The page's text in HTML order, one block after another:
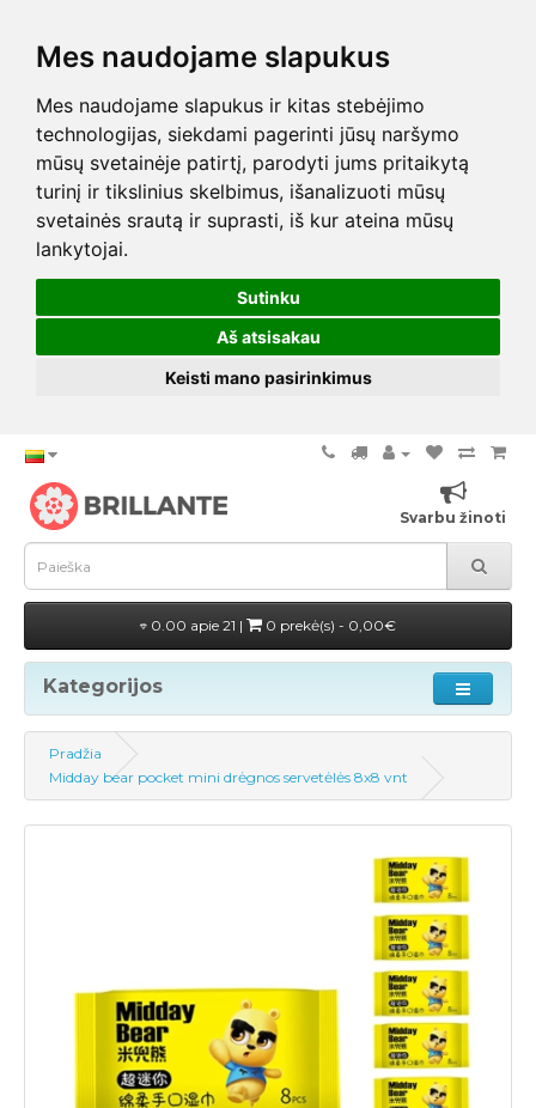
Mes naudojame slapukus
Mes naudojame slapukus ir kitas stebėjimo
technologijas, siekdami pagerinti jūsų naršymo
mūsų svetainėje patirtį, parodyti jums pritaikytą
turinį ir tikslinius skelbimus, išanalizuoti mūsų
svetainės srautą ir suprasti, iš kur ateina mūsų
lankytojai.
Sutinku
Aš atsisakau
Keisti mano pasirinkimus
Svarbu žinoti
0.00 apie 21 | 0 prekė(s) - 0,00€
Kategorijos
Pradžia
Midday bear pocket mini drėgnos servetėlės 8x8 vnt